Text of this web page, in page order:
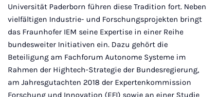
Universität Paderborn führen diese Tradition fort. Neben
vielfältigen Industrie- und Forschungsprojekten bringt
das Fraunhofer IEM seine Expertise in einer Reihe
bundesweiter Initiativen ein. Dazu gehört die
Beteiligung am Fachforum Autonome Systeme im
Rahmen der Hightech-Strategie der Bundesregierung,
am Jahresgutachten 2018 der Expertenkommission
Forschung und Innovation (EFI) sowie an einer Studie